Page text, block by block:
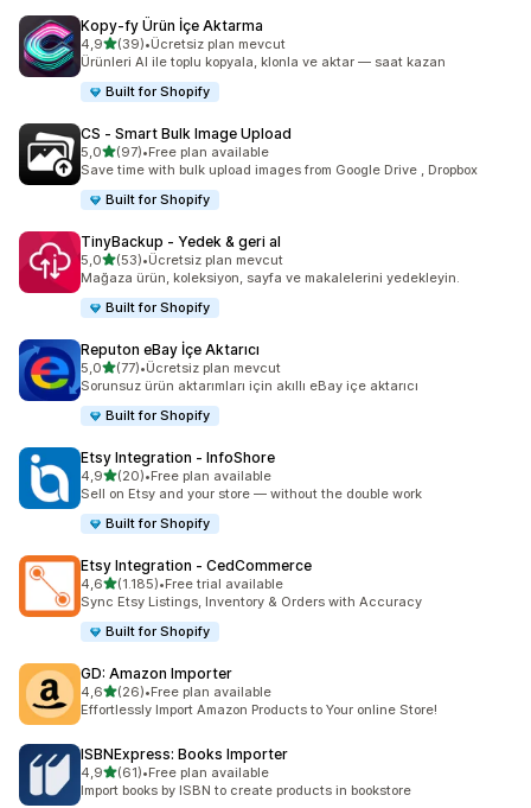
Kopy‑fy Ürün İçe Aktarma
4,95 yıldız üzerinden
(39)
toplam 39 değerlendirme
•Ücretsiz plan mevcut
Ürünleri AI ile toplu kopyala, klonla ve aktar — saat kazan
Built for Shopify
CS ‑ Smart Bulk Image Upload
5,05 yıldız üzerinden
(97)
toplam 97 değerlendirme
•Free plan available
Save time with bulk upload images from Google Drive , Dropbox
Built for Shopify
TinyBackup ‑ Yedek & geri al
5,05 yıldız üzerinden
(53)
toplam 53 değerlendirme
•Ücretsiz plan mevcut
Mağaza ürün, koleksiyon, sayfa ve makalelerini yedekleyin.
Built for Shopify
Reputon eBay İçe Aktarıcı
5,05 yıldız üzerinden
(77)
toplam 77 değerlendirme
•Ücretsiz plan mevcut
Sorunsuz ürün aktarımları için akıllı eBay içe aktarıcı
Built for Shopify
Etsy Integration ‑ InfoShore
4,95 yıldız üzerinden
(20)
toplam 20 değerlendirme
•Free plan available
Sell on Etsy and your store — without the double work
Built for Shopify
Etsy Integration ‑ CedCommerce
4,65 yıldız üzerinden
(1.185)
toplam 1185 değerlendirme
•Free trial available
Sync Etsy Listings, Inventory & Orders with Accuracy
Built for Shopify
GD: Amazon Importer
4,65 yıldız üzerinden
(26)
toplam 26 değerlendirme
•Free plan available
Effortlessly Import Amazon Products to Your online Store!
ISBNExpress: Books Importer
4,95 yıldız üzerinden
(61)
toplam 61 değerlendirme
•Free plan available
Import books by ISBN to create products in bookstore